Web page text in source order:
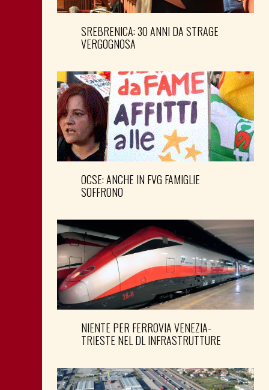
SREBRENICA: 30 ANNI DA STRAGE
VERGOGNOSA
OCSE: ANCHE IN FVG FAMIGLIE
SOFFRONO
NIENTE PER FERROVIA VENEZIA-
TRIESTE NEL DL INFRASTRUTTURE